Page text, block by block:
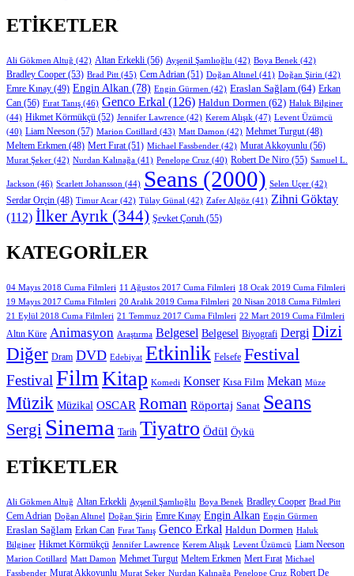
ETIKETLER
Ali Gökmen Altuğ (42) Altan Erkekli (56) Ayşenil Şamlıoğlu (42) Boya Benek (42)
Bradley Cooper (53) Brad Pitt (45) Cem Adrian (51) Doğan Altınel (41) Doğan Şirin (42)
Emre Kınay (49) Engin Alkan (78) Engin Gürmen (42) Eraslan Sağlam (64) Erkan
Can (56) Fırat Tanış (46) Genco Erkal (126) Haldun Dormen (62) Haluk Bilginer
(44) Hikmet Körmükçü (52) Jennifer Lawrence (42) Kerem Alışık (47) Levent Üzümcü
(40) Liam Neeson (57) Marion Cotillard (43) Matt Damon (42) Mehmet Turgut (48)
Meltem Erkmen (48) Mert Fırat(51) Michael Fassbender (42) Murat Akkoyunlu (56)
Murat Şeker (42) Nurdan Kalınağa (41) Penelope Cruz (40) Robert De Niro (55) Samuel L.
Jackson (46) Scarlett Johansson (44) Seans (2000) Selen Uçer (42)
Serdar Orçin (48) Timur Acar (42) Tülay Günal (42) Zafer Algöz (41) Zihni Göktay
(112) İlker Ayrık (344) Şevket Çoruh (55)
KATEGORILER
04 Mayıs 2018 Cuma Filmleri 11 Ağustos 2017 Cuma Filmleri 18 Ocak 2019 Cuma Filmleri
19 Mayıs 2017 Cuma Filmleri 20 Aralık 2019 Cuma Filmleri 20 Nisan 2018 Cuma Filmleri
21 Eylül 2018 Cuma Filmleri 21 Temmuz 2017 Cuma Filmleri 22 Mart 2019 Cuma Filmleri
Altın Küre Animasyon Araştırma Belgesel Belgesel Biyografi Dergi Dizi
Diğer Dram DVD Edebiyat Etkinlik Felsefe Festival
Festival Film Kitap Komedi Konser Kısa Film Mekan Müze
Müzik Müzikal OSCAR Roman Röportaj Sanat Seans
Sergi Sinema Tarih Tiyatro Ödül Öykü
ETIKETLER
Ali Gökmen Altuğ Altan Erkekli Ayşenil Şamlıoğlu Boya Benek Bradley Cooper Brad Pitt
Cem Adrian Doğan Altınel Doğan Şirin Emre Kınay Engin Alkan Engin Gürmen
Eraslan Sağlam Erkan Can Fırat Tanış Genco Erkal Haldun Dormen Haluk
Bilginer Hikmet Körmükçü Jennifer Lawrence Kerem Alışık Levent Üzümcü Liam Neeson
Marion Cotillard Matt Damon Mehmet Turgut Meltem Erkmen Mert Fırat Michael
Fassbender Murat Akkoyunlu Murat Şeker Nurdan Kalınağa Penelope Cruz Robert De